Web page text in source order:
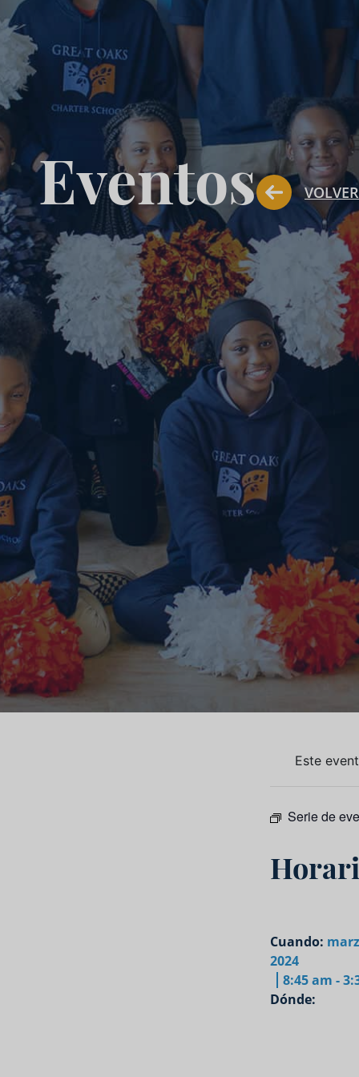
Eventos
Este
Serie de
Cuando:
2024
8:45 am -
Dónde: